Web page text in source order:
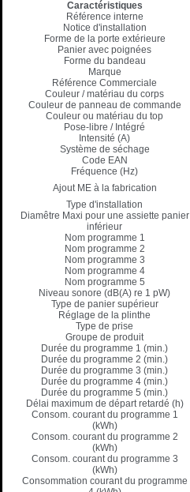
Caractéristiques
Référence interne
Notice d'installation
Forme de la porte extérieure
Panier avec poignées
Forme du bandeau
Marque
Référence Commerciale
Couleur / matériau du corps
Couleur de panneau de commande
Couleur ou matériau du top
Pose-libre / Intégré
Intensité (A)
Système de séchage
Code EAN
Fréquence (Hz)
Ajout ME à la fabrication
Type d'installation
Diamêtre Maxi pour une assiette panier
inférieur
Nom programme 1
Nom programme 2
Nom programme 3
Nom programme 4
Nom programme 5
Niveau sonore (dB(A) re 1 pW)
Type de panier supérieur
Réglage de la plinthe
Type de prise
Groupe de produit
Durée du programme 1 (min.)
Durée du programme 2 (min.)
Durée du programme 3 (min.)
Durée du programme 4 (min.)
Durée du programme 5 (min.)
Délai maximum de départ retardé (h)
Consom. courant du programme 1
(kWh)
Consom. courant du programme 2
(kWh)
Consom. courant du programme 3
(kWh)
Consommation courant du programme